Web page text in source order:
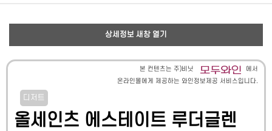
상세정보 새창 열기
본 컨텐츠는 주)비닛
에서
온라인몰에게 제공하는 와인정보제공 서비스입니다.
디저트
올세인츠 에스테이트 루더글렌